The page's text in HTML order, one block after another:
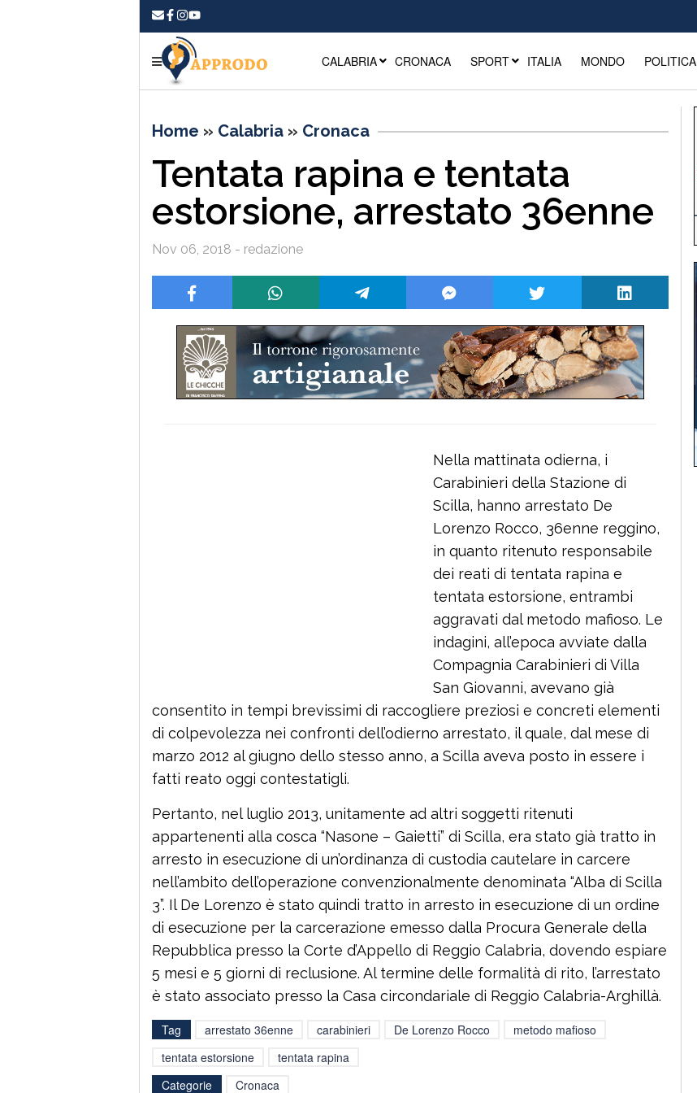
CALABRIA CRONACA SPORT ITALIA MONDO POLITICA
Home » Calabria » Cronaca
Tentata rapina e tentata
estorsione, arrestato 36enne
Nov 06, 2018 - redazione
Nella mattinata odierna, i
Carabinieri della Stazione di
Scilla, hanno arrestato De
Lorenzo Rocco, 36enne reggino,
in quanto ritenuto responsabile
dei reati di tentata rapina e
tentata estorsione, entrambi
aggravati dal metodo mafioso. Le
indagini, all’epoca avviate dalla
Compagnia Carabinieri di Villa
San Giovanni, avevano già
consentito in tempi brevissimi di raccogliere preziosi e concreti elementi
di colpevolezza nei confronti dell’odierno arrestato, il quale, dal mese di
marzo 2012 al giugno dello stesso anno, a Scilla aveva posto in essere i
fatti reato oggi contestatigli.
Pertanto, nel luglio 2013, unitamente ad altri soggetti ritenuti
appartenenti alla cosca “Nasone – Gaietti” di Scilla, era stato già tratto in
arresto in esecuzione di un’ordinanza di custodia cautelare in carcere
nell’ambito dell’operazione convenzionalmente denominata “Alba di Scilla
3”. Il De Lorenzo è stato quindi tratto in arresto in esecuzione di un ordine
di esecuzione per la carcerazione emesso dalla Procura Generale della
Repubblica presso la Corte d’Appello di Reggio Calabria, dovendo espiare
5 mesi e 5 giorni di reclusione. Al termine delle formalità di rito, l’arrestato
è stato associato presso la Casa circondariale di Reggio Calabria-Arghillà.
Tag arrestato 36enne carabinieri De Lorenzo Rocco
metodo mafioso
tentata estorsione
tentata rapina
Categorie
Cronaca